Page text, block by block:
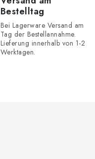
Bestelltag
Bei Lagerware Versand am
Tag der Bestellannahme.
Lieferung innerhalb von 1-2
Werktagen.